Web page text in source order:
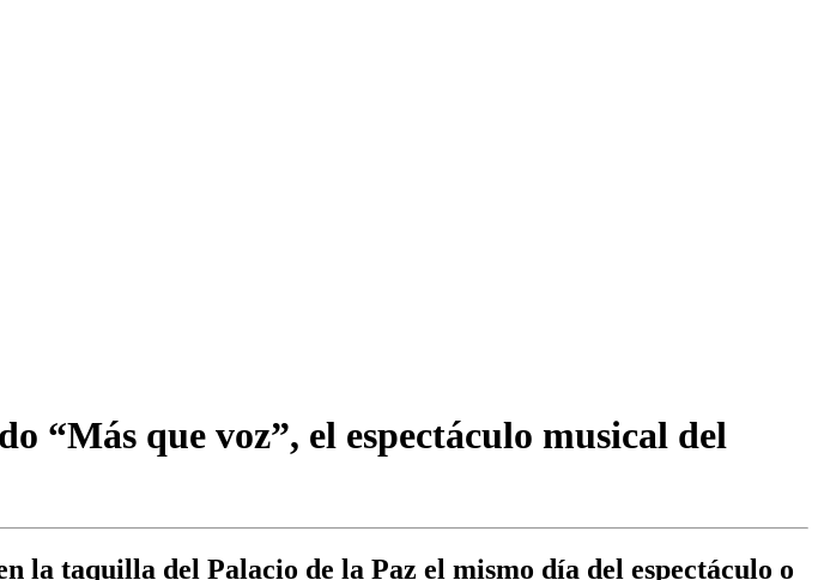
“Más que voz”, el espectáculo musical del
la taquilla del Palacio de la Paz el mismo día del espectáculo o